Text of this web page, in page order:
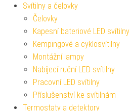
Svítilny a čelovky
Čelovky
Kapesní bateriové LED svítilny
Kempingové a cyklosvítilny
Montážní lampy
Nabíjecí ruční LED svítilny
Pracovní LED svítilny
Příslušenství ke svítilnám
Termostaty a detektory